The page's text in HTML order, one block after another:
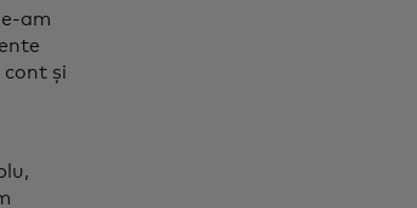
am
și